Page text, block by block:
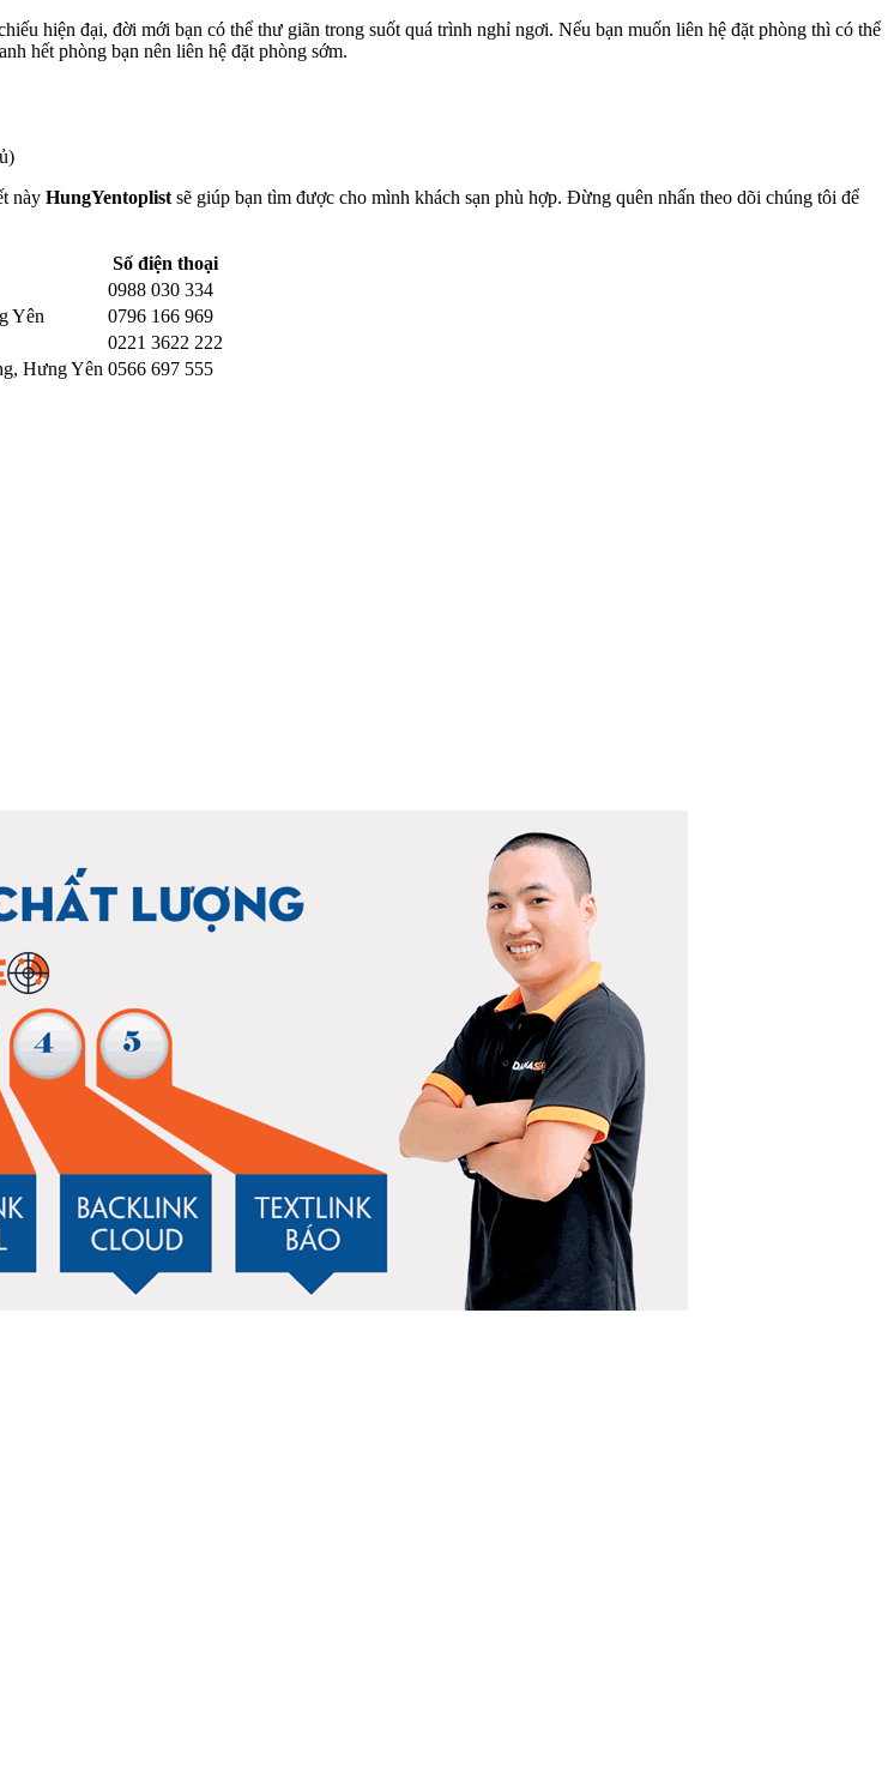
hiện đại, đời mới bạn có thể thư giãn trong suốt quá trình nghỉ ngơi. Nếu bạn muốn liên hệ đặt phòng thì có thể
hết phòng bạn nên liên hệ đặt phòng sớm.
này HungYentoplist sẽ giúp bạn tìm được cho mình khách sạn phù hợp. Đừng quên nhấn theo dõi chúng tôi để
Số điện thoại
0988 030 334
Yên
0796 166 969
0221 3622 222
Hưng Yên 0566 697 555